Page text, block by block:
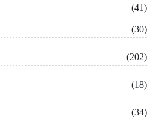
(41)
(30)
(202)
(18)
(34)